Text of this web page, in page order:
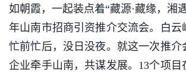
如朝霞，一起装点着“藏源·藏缘，
年山南市招商引资推介交流会。白云
忙前忙后，没日没夜。就这一次推介
企业牵手山南，共谋发展。13个项目